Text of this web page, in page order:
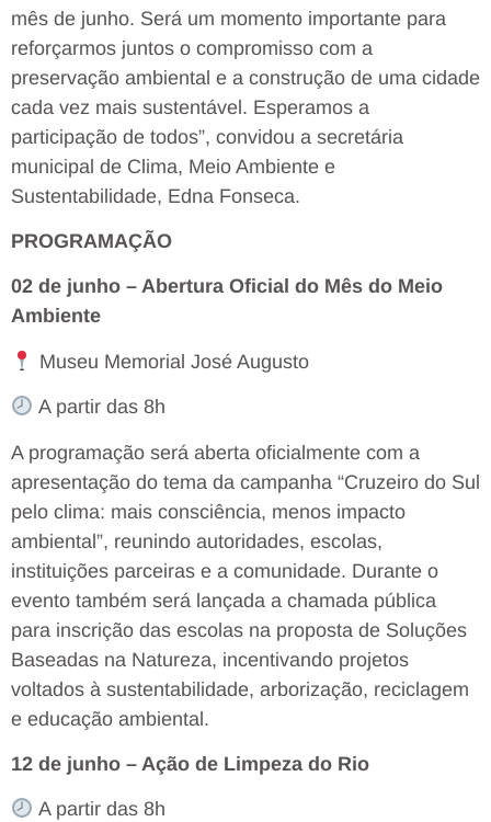
mês de junho. Será um momento importante para
reforçarmos juntos o compromisso com a
preservação ambiental e a construção de uma cidade
cada vez mais sustentável. Esperamos a
participação de todos”, convidou a secretária
municipal de Clima, Meio Ambiente e
Sustentabilidade, Edna Fonseca.
PROGRAMAÇÃO
02 de junho – Abertura Oficial do Mês do Meio
Ambiente
Museu Memorial José Augusto
A partir das 8h
A programação será aberta oficialmente com a
apresentação do tema da campanha “Cruzeiro do Sul
pelo clima: mais consciência, menos impacto
ambiental”, reunindo autoridades, escolas,
instituições parceiras e a comunidade. Durante o
evento também será lançada a chamada pública
para inscrição das escolas na proposta de Soluções
Baseadas na Natureza, incentivando projetos
voltados à sustentabilidade, arborização, reciclagem
e educação ambiental.
12 de junho – Ação de Limpeza do Rio
A partir das 8h